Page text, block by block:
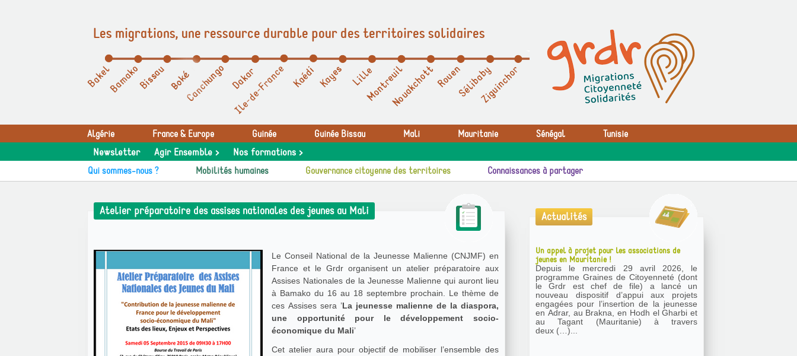
Les migrations, une ressource durable pour des territoires solidaires
Algérie France & Europe Guinée Guinée Bissau Mali Mauritanie Sénégal Tunisie
Newsletter Agir Ensemble > Nos formations >
Qui sommes-nous ? Mobilités humaines Gouvernance citoyenne des territoires Connaissances à partager
Atelier préparatoire des assises nationales des jeunes au Mali
Le Conseil National de la Jeunesse Malienne (CNJMF) en
France et le Grdr organisent un atelier préparatoire aux
Assises Nationales de la Jeunesse Malienne qui auront lieu
à Bamako du 16 au 18 septembre prochain. Le thème de
ces Assises sera ’La jeunesse malienne de la diaspora,
une opportunité pour le développement socio-
économique du Mali’
Cet atelier aura pour objectif de mobiliser l’ensemble des
Actualités
Un appel à projet pour les associations de
jeunes en Mauritanie !
Depuis le mercredi 29 avril 2026, le
programme Graines de Citoyenneté (dont
le Grdr est chef de file) a lancé un
nouveau dispositif d’appui aux projets
engagées pour l’insertion de la jeunesse
en Adrar, au Brakna, en Hodh el Gharbi et
au Tagant (Mauritanie) à travers
deux (…)...